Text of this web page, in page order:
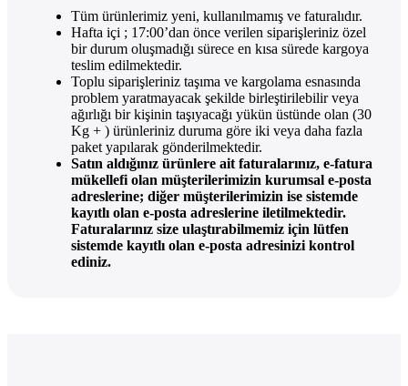
Tüm ürünlerimiz yeni, kullanılmamış ve faturalıdır.
Hafta içi ; 17:00’dan önce verilen siparişleriniz özel
bir durum oluşmadığı sürece en kısa sürede kargoya
teslim edilmektedir.
Toplu siparişleriniz taşıma ve kargolama esnasında
problem yaratmayacak şekilde birleştirilebilir veya
ağırlığı bir kişinin taşıyacağı yükün üstünde olan (30
Kg + ) ürünleriniz duruma göre iki veya daha fazla
paket yapılarak gönderilmektedir.
Satın aldığınız ürünlere ait faturalarınız, e-fatura
mükellefi olan müşterilerimizin kurumsal e-posta
adreslerine; diğer müşterilerimizin ise sistemde
kayıtlı olan e-posta adreslerine iletilmektedir.
Faturalarınız size ulaştırabilmemiz için lütfen
sistemde kayıtlı olan e-posta adresinizi kontrol
ediniz.